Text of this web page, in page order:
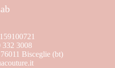
332 3008
Bisceglie (bt)